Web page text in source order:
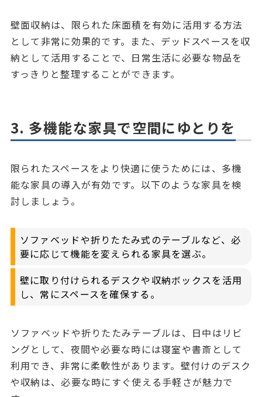
壁面収納は、限られた床面積を有効に活用する方法
として非常に効果的です。また、デッドスペースを収
納として活用することで、日常生活に必要な物品を
すっきりと整理することができます。
3. 多機能な家具で空間にゆとりを
限られたスペースをより快適に使うためには、多機
能な家具の導入が有効です。以下のような家具を検
討しましょう。
ソファベッドや折りたたみ式のテーブルなど、必
要に応じて機能を変えられる家具を選ぶ。
壁に取り付けられるデスクや収納ボックスを活用
し、常にスペースを確保する。
ソファベッドや折りたたみテーブルは、日中はリビ
ングとして、夜間や必要な時には寝室や書斎として
利用でき、非常に柔軟性があります。壁付けのデスク
や収納は、必要な時にすぐ使える手軽さが魅力で